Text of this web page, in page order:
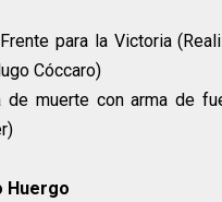
para la Victoria
Cóccaro)
de muerte con arma de
Huergo